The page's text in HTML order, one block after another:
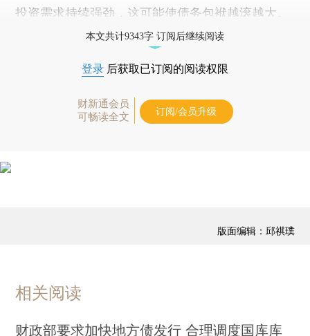
投资需求持续强劲，这可能使债务包袱越滚越大。
本文共计9343字 订阅后继续阅读
登录 后获取已订阅的阅读权限
财新通会员
可畅读全文
订阅/会员升级
版面编辑：邱祺璞
相关阅读
财政部要求加快地方债发行 合理调度国库库